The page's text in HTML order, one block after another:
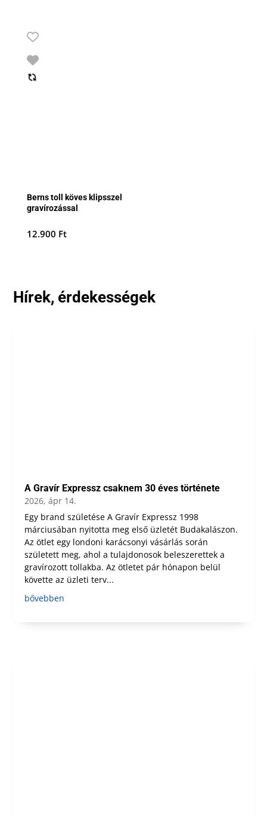
Berns toll köves klipsszel
gravírozással
12.900 Ft
Hírek, érdekességek
A Gravír Expressz csaknem 30 éves története
2026, ápr 14.
Egy brand születése A Gravír Expressz 1998
márciusában nyitotta meg első üzletét Budakalászon.
Az ötlet egy londoni karácsonyi vásárlás során
született meg, ahol a tulajdonosok beleszerettek a
gravírozott tollakba. Az ötletet pár hónapon belül
követte az üzleti terv...
bővebben